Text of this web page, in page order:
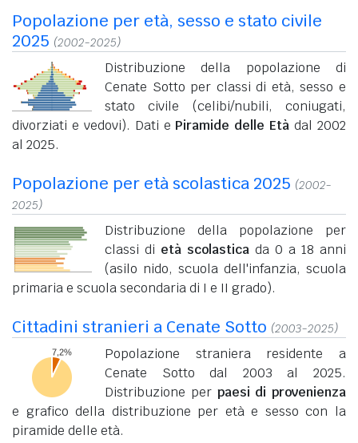
Popolazione per età, sesso e stato civile
2025 (2002-2025)
Distribuzione della popolazione di
Cenate Sotto per classi di età, sesso e
stato civile (celibi/nubili, coniugati,
divorziati e vedovi). Dati e Piramide delle Età dal 2002
al 2025.
Popolazione per età scolastica 2025 (2002-
2025)
Distribuzione della popolazione per
classi di età scolastica da 0 a 18 anni
(asilo nido, scuola dell'infanzia, scuola
primaria e scuola secondaria di I e II grado).
Cittadini stranieri a Cenate Sotto (2003-2025)
Popolazione straniera residente a
Cenate Sotto dal 2003 al 2025.
Distribuzione per paesi di provenienza
e grafico della distribuzione per età e sesso con la
piramide delle età.